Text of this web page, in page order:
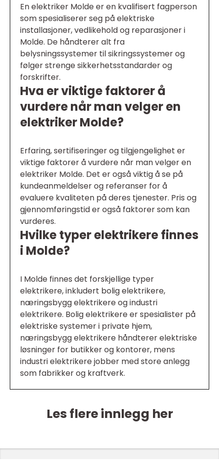
En elektriker Molde er en kvalifisert fagperson
som spesialiserer seg på elektriske
installasjoner, vedlikehold og reparasjoner i
Molde. De håndterer alt fra
belysningssystemer til sikringssystemer og
følger strenge sikkerhetsstandarder og
forskrifter.
Hva er viktige faktorer å
vurdere når man velger en
elektriker Molde?
Erfaring, sertifiseringer og tilgjengelighet er
viktige faktorer å vurdere når man velger en
elektriker Molde. Det er også viktig å se på
kundeanmeldelser og referanser for å
evaluere kvaliteten på deres tjenester. Pris og
gjennomføringstid er også faktorer som kan
vurderes.
Hvilke typer elektrikere finnes
i Molde?
I Molde finnes det forskjellige typer
elektrikere, inkludert bolig elektrikere,
næringsbygg elektrikere og industri
elektrikere. Bolig elektrikere er spesialister på
elektriske systemer i private hjem,
næringsbygg elektrikere håndterer elektriske
løsninger for butikker og kontorer, mens
industri elektrikere jobber med store anlegg
som fabrikker og kraftverk.
Les flere innlegg her